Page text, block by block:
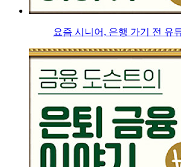
요즘 시니어, 은행 가기 전 유